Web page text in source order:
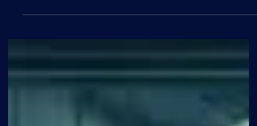
Clara ed Enea
Facciamo finta che... " (ma non troppo),
ovvero come dialogare con l'IA - divertirsi,
apprendere e saper leggere tra le righe